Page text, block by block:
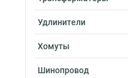
Удлинители
Хомуты
Шинопровод